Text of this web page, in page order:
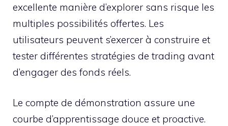
excellente manière d’explorer sans risque les
multiples possibilités offertes. Les
utilisateurs peuvent s’exercer à construire et
tester différentes stratégies de trading avant
d’engager des fonds réels.
Le compte de démonstration assure une
courbe d’apprentissage douce et proactive.